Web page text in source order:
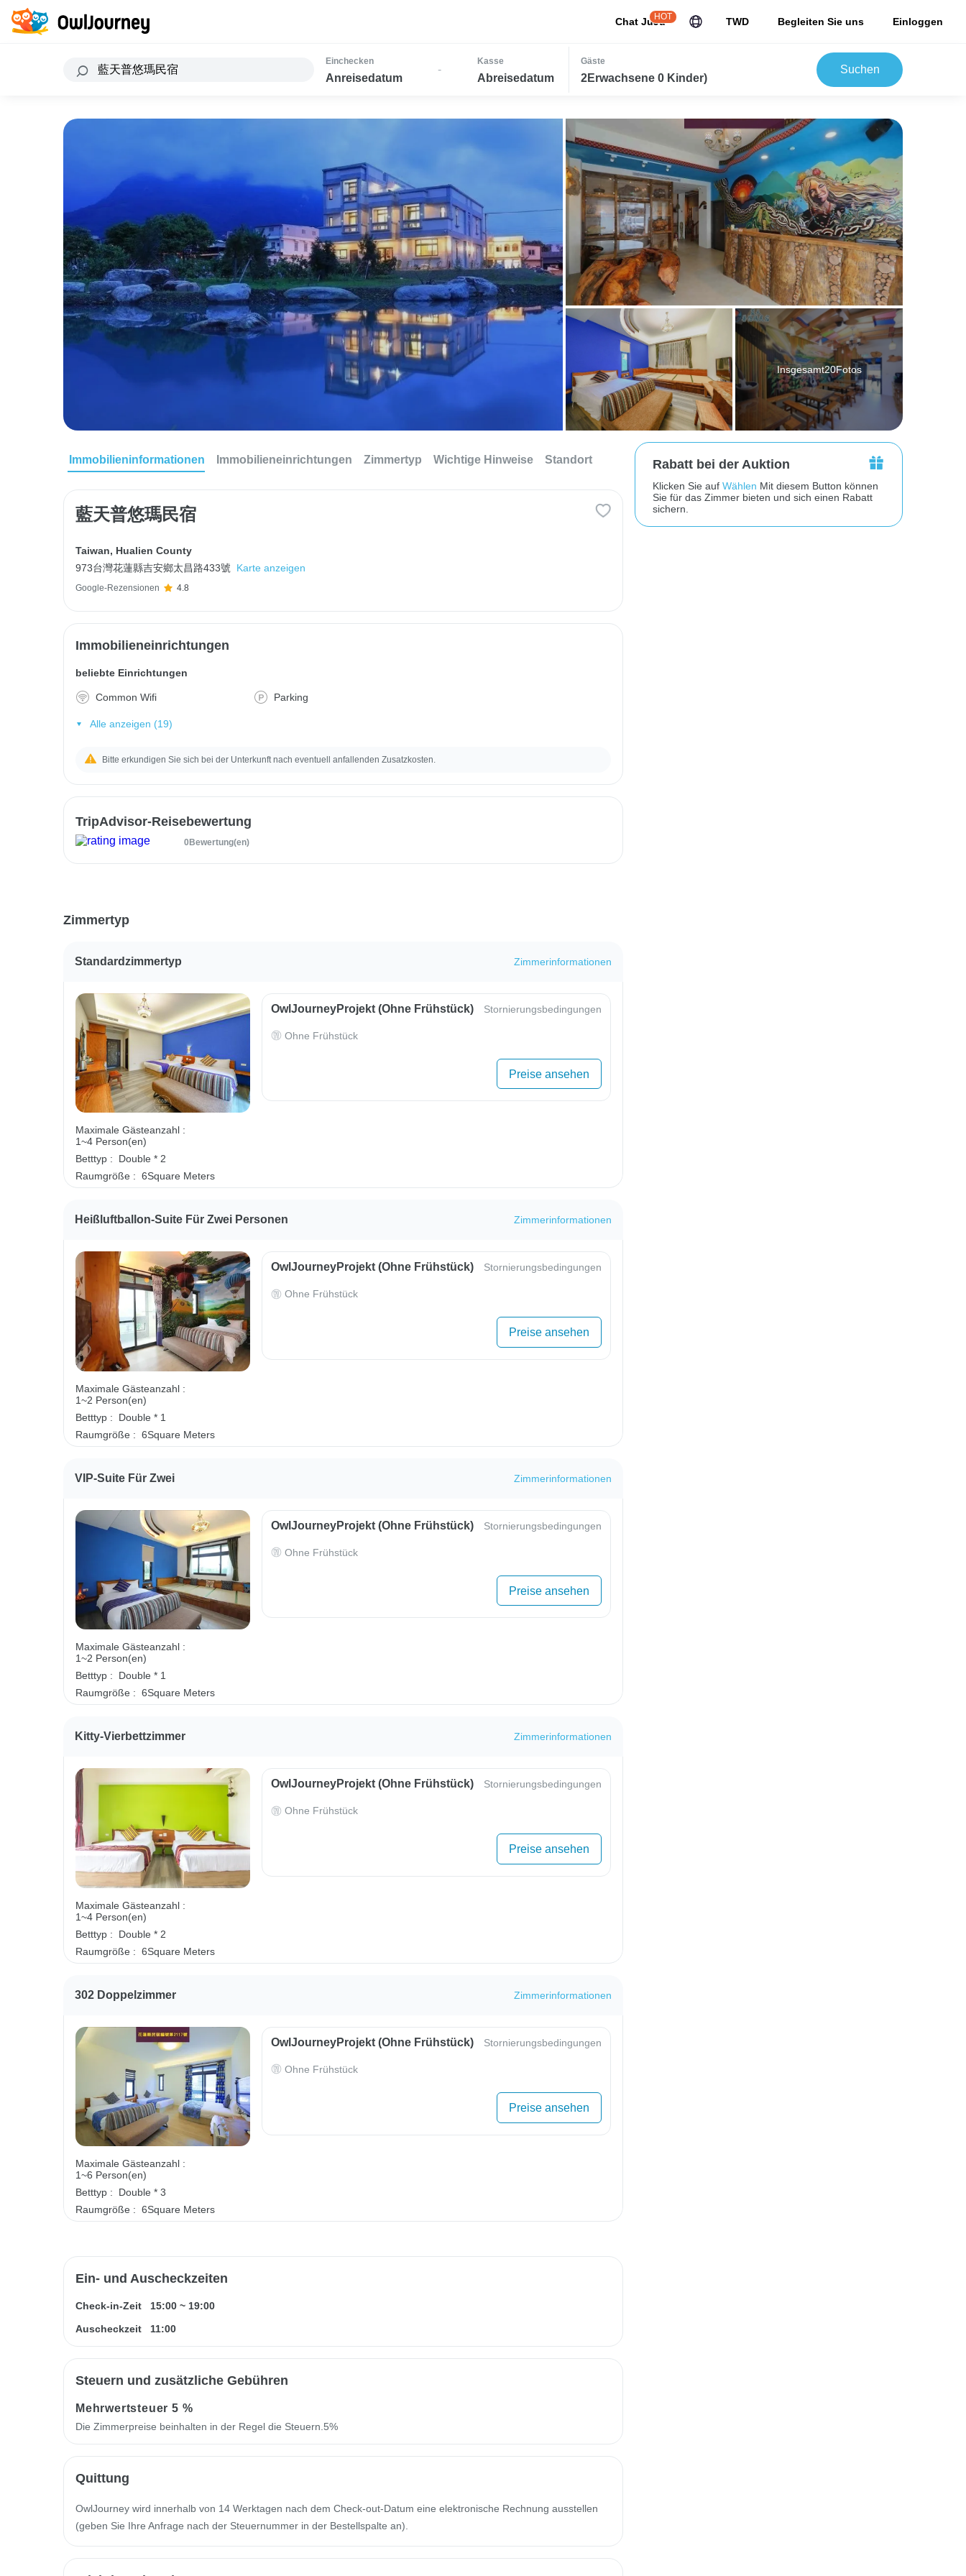
Chat JuJu
HOT TWD Begleiten Sie uns Einloggen
Einchecken
Anreisedatum
-
Kasse
Abreisedatum
Gäste
2Erwachsene 0 Kinder)
Suchen
Insgesamt20Fotos
Immobilieninformationen Immobilieneinrichtungen Zimmertyp Wichtige Hinweise Standort
藍天普悠瑪民宿
Taiwan, Hualien County
973台灣花蓮縣吉安鄉太昌路433號
Karte anzeigen
Google-Rezensionen 4.8
Immobilieneinrichtungen
beliebte Einrichtungen
Common Wifi Parking
Alle anzeigen (19)
Bitte erkundigen Sie sich bei der Unterkunft nach eventuell anfallenden Zusatzkosten.
TripAdvisor-Reisebewertung
0Bewertung(en)
Zimmertyp
Standardzimmertyp Zimmerinformationen
Maximale Gästeanzahl :
1~4 Person(en)
Betttyp :
Double * 2
Raumgröße : 6Square Meters
OwlJourneyProjekt (ohne Frühstück) Stornierungsbedingungen
Ohne Frühstück
Preise ansehen
Heißluftballon-Suite Für Zwei Personen Zimmerinformationen
Maximale Gästeanzahl :
1~2 Person(en)
Betttyp :
Double * 1
Raumgröße : 6Square Meters
OwlJourneyProjekt (ohne Frühstück) Stornierungsbedingungen
Ohne Frühstück
Preise ansehen
VIP-Suite Für Zwei Zimmerinformationen
Maximale Gästeanzahl :
1~2 Person(en)
Betttyp :
Double * 1
Raumgröße : 6Square Meters
OwlJourneyProjekt (ohne Frühstück) Stornierungsbedingungen
Ohne Frühstück
Preise ansehen
Kitty-Vierbettzimmer Zimmerinformationen
Maximale Gästeanzahl :
1~4 Person(en)
Betttyp :
Double * 2
Raumgröße : 6Square Meters
OwlJourneyProjekt (ohne Frühstück) Stornierungsbedingungen
Ohne Frühstück
Preise ansehen
302 Doppelzimmer Zimmerinformationen
Maximale Gästeanzahl :
1~6 Person(en)
Betttyp :
Double * 3
Raumgröße : 6Square Meters
OwlJourneyProjekt (ohne Frühstück) Stornierungsbedingungen
Ohne Frühstück
Preise ansehen
Ein- und Auscheckzeiten
Check-in-Zeit 15:00 ~ 19:00
Auscheckzeit
11:00
Steuern und zusätzliche Gebühren
Mehrwertsteuer5 %
Die Zimmerpreise beinhalten in der Regel die Steuern.5%
Quittung
OwlJourney wird innerhalb von 14 Werktagen nach dem Check-out-Datum eine elektronische Rechnung ausstellen
(geben Sie Ihre Anfrage nach der Steuernummer in der Bestellspalte an).
Rabatt bei der Auktion
Klicken Sie aufWählen Mit diesem Button können
Sie für das Zimmer bieten und sich einen Rabatt
sichern.